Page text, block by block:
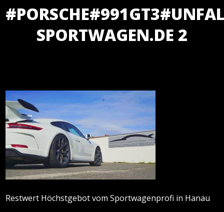
SPORTWAGEN.DE 2
Restwert Höchstgebot vom Sportwagenprofi in Hanau